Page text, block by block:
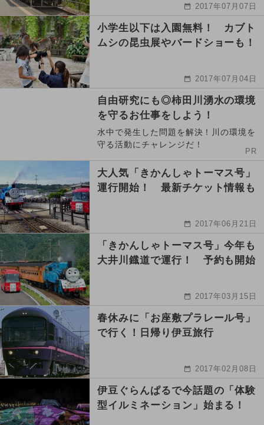
2017年07月07日
小学生以下は入園無料！ カブト
ムシの昆虫展やバードショーも！
2017年07月04日
自由研究にも◎柿田川湧水の環境
を守るお仕事をしよう！
水中で発生した問題を解決！川の環境を
守る活動にチャレンジだ！
PR
大人気「きかんしゃトーマス号」
運行開始！ 最新チケット情報も
2017年06月21日
「きかんしゃトーマス号」今年も
大井川鐡道で運行！ 予約も開始
2017年03月15日
春休みに「お座敷プラレール号」
で行く！日帰り伊豆旅行
2017年02月08日
伊豆ぐらんぱるで今話題の「体験
型イルミネーション」始まる！